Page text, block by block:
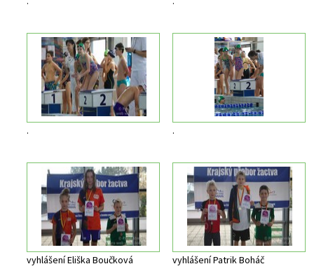
. .
vyhlášení Eliška Boučková vyhlášení Patrik Boháč